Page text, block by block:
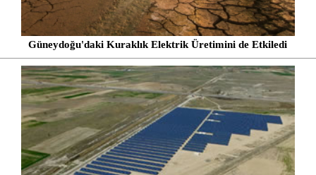
Güneydoğu'daki Kuraklık Elektrik Üretimini de Etkiledi